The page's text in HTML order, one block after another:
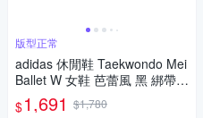
版型正常
adidas 休閒鞋 Taekwondo Mei
Ballet W 女鞋 芭蕾風 黑 綁帶
膠底 愛迪達 JQ0669
$1,691 $1,780